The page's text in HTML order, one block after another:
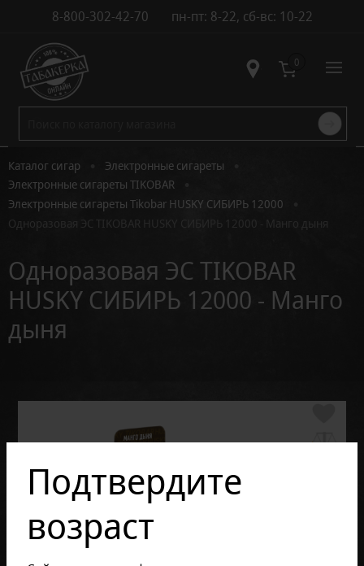
8-800-302-42-70 пн-пт: 8-22, сб-вс: 10-22
Контакты 0
Каталог сигар Электронные сигареты
Электронные сигареты TIKOBAR
Электронные сигареты Tikobar HUSKY СИБИРЬ 12000
Одноразовая ЭС TIKOBAR HUSKY СИБИРЬ 12000 - Манго дыня
Одноразовая ЭС TIKOBAR
HUSKY СИБИРЬ 12000 - Манго
дыня
Подтвердите
возраст